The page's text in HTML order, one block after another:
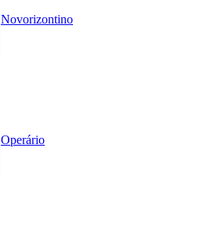
Novorizontino
Operário